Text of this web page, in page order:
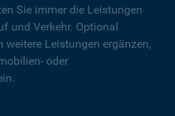
Sie immer die Leistungen
und Verkehr. Optional
weitere Leistungen ergänzen,
oder